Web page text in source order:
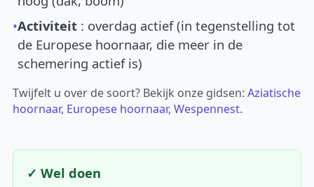
•Activiteit : overdag actief (in tegenstelling tot
de Europese hoornaar, die meer in de
schemering actief is)
Twijfelt u over de soort? Bekijk onze gidsen:Aziatische
hoornaar, Europese hoornaar,Wespennest.
✓ Wel doen